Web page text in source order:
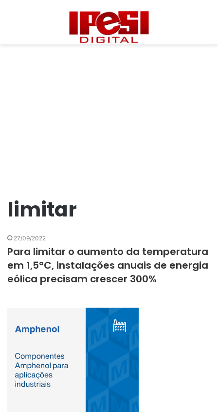
limitar
27/09/2022
Para limitar o aumento da temperatura
em 1,5°C, instalações anuais de energia
eólica precisam crescer 300%